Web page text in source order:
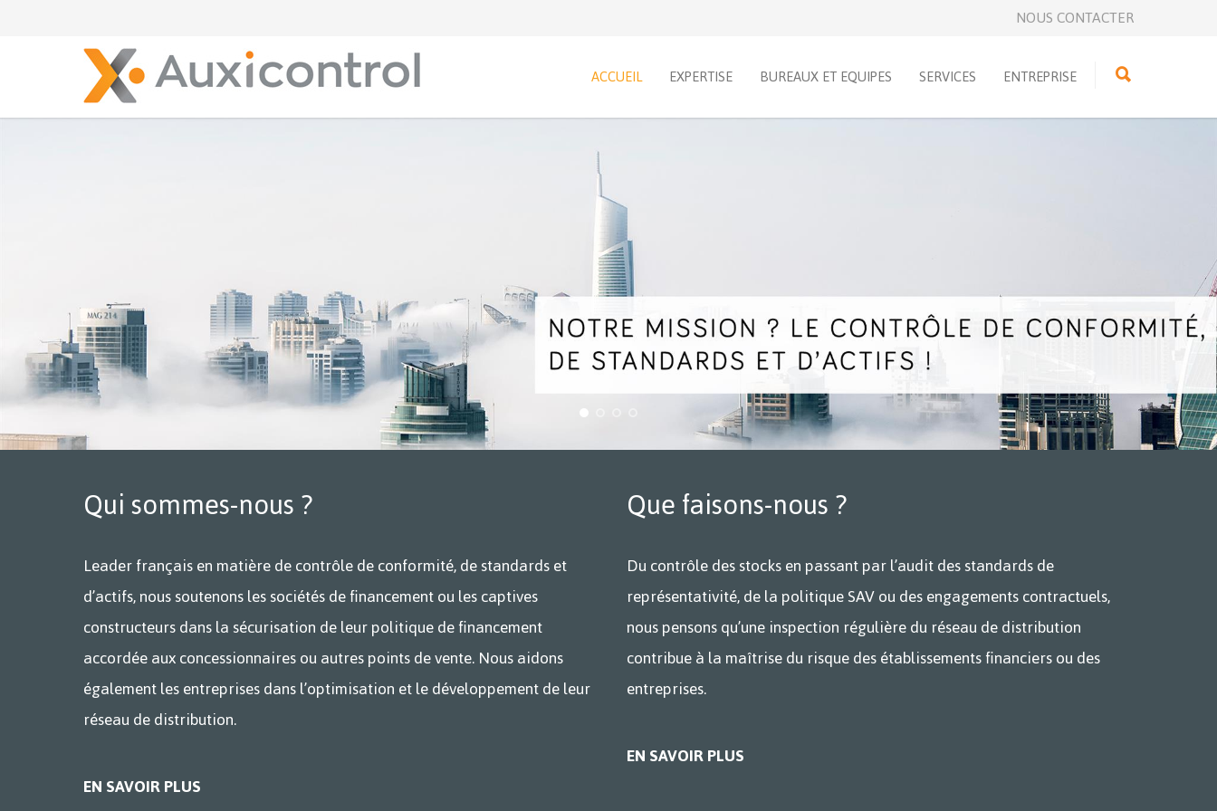
NOUS CONTACTER
ACCUEIL EXPERTISE BUREAUX ET EQUIPES SERVICES ENTREPRISE
Qui sommes-nous ?
Leader français en matière de contrôle de conformité, de standards et
d’actifs, nous soutenons les sociétés de financement ou les captives
constructeurs dans la sécurisation de leur politique de financement
accordée aux concessionnaires ou autres points de vente. Nous aidons
également les entreprises dans l’optimisation et le développement de leur
réseau de distribution.
EN SAVOIR PLUS
Que faisons-nous ?
Du contrôle des stocks en passant par l’audit des standards de
représentativité, de la politique SAV ou des engagements contractuels,
nous pensons qu’une inspection régulière du réseau de distribution
contribue à la maîtrise du risque des établissements financiers ou des
entreprises.
EN SAVOIR PLUS